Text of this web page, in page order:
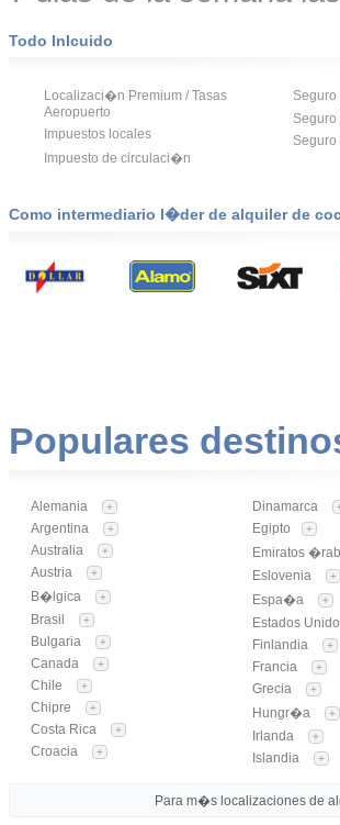
Todo Inlcuido
Localizaci�n Premium / Tasas
Aeropuerto
Impuestos locales
Impuesto de circulaci�n
Seguro
Seguro
Como intermediario l�der de alquiler de
Populares
Alemania +
Argentina +
Australia +
Austria +
B�lgica +
Brasil +
Bulgaria +
Canada +
Chile +
Chipre +
Costa Rica +
Croacia +
Dinamarca
Egipto +
Emiratos
Eslovenia +
Espa�a +
Estados
Finlandia +
Francia +
Grecia +
Hungr�a +
Irlanda +
Islandia +
Para m�s localizaciones de